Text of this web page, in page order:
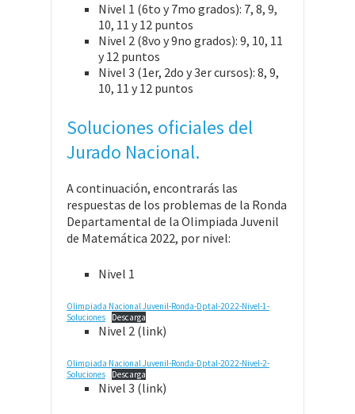
Nivel 1 (6to y 7mo grados): 7, 8, 9,
10, 11 y 12 puntos
Nivel 2 (8vo y 9no grados): 9, 10, 11
y 12 puntos
Nivel 3 (1er, 2do y 3er cursos): 8, 9,
10, 11 y 12 puntos
Soluciones oficiales del
Jurado Nacional.
A continuación, encontrarás las
respuestas de los problemas de la Ronda
Departamental de la Olimpiada Juvenil
de Matemática 2022, por nivel:
Nivel 1
Olimpiada Nacional Juvenil-Ronda-Dptal-2022-Nivel-1-
Soluciones
Descarga
Nivel 2 (link)
Olimpiada Nacional Juvenil-Ronda-Dptal-2022-Nivel-2-
Soluciones
Descarga
Nivel 3 (link)